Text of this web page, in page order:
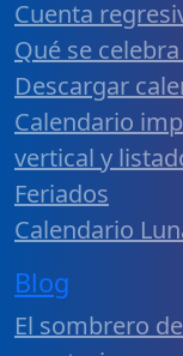
Cuenta
Qué se
Descargar
Calendario
vertical y
Feriados
Calendario
Blog
El sombrero